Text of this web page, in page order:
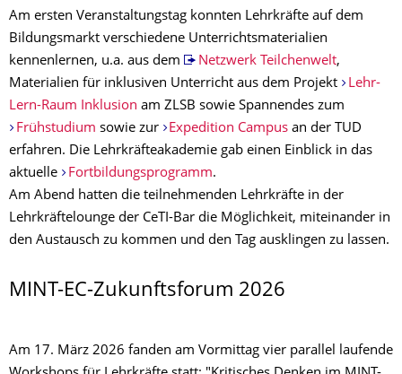
Am ersten Veranstaltungstag konnten Lehrkräfte auf dem
Bildungsmarkt verschiedene Unterrichtsmaterialien
kennenlernen, u.a. aus dem
Netzwerk Teilchenwelt,
Materialien für inklusiven Unterricht aus dem Projekt
Lehr-
Lern-Raum Inklusion am ZLSB sowie Spannendes zum
Frühstudium sowie zur Expedition Campus an der TUD
erfahren. Die Lehrkräfteakademie gab einen Einblick in das
aktuelle
Fortbildungsprogramm.
Am Abend hatten die teilnehmenden Lehrkräfte in der
Lehrkräftelounge der CeTI-Bar die Möglichkeit, miteinander in
den Austausch zu kommen und den Tag ausklingen zu lassen.
MINT-EC-Zukunftsforum 2026
Am 17. März 2026 fanden am Vormittag vier parallel laufende